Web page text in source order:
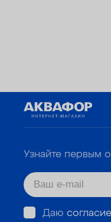
Узнайте первым
Даю согласие